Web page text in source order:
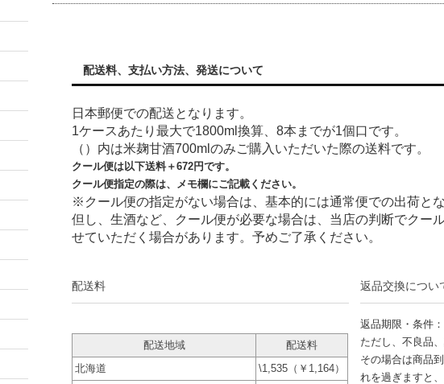
配送料、支払い方法、発送について
日本郵便での配送となります。
1ケースあたり最大で1800ml換算、8本までが1個口です。
（）内は米麹甘酒700mlのみご購入いただいた際の送料です。
クール便は以下送料＋672円です。
クール便指定の際は、メモ欄にご記載ください。
※クール便の指定がない場合は、基本的には通常便での出荷とな
但し、生酒など、クール便が必要な場合は、当店の判断でクー
せていただく場合があります。予めご了承ください。
配送料
配送地域
配送料
北海道
\1,535（￥1,164）
返品交換につい
返品期限・条件
ただし、不良品
その場合は商品
れを過ぎますと